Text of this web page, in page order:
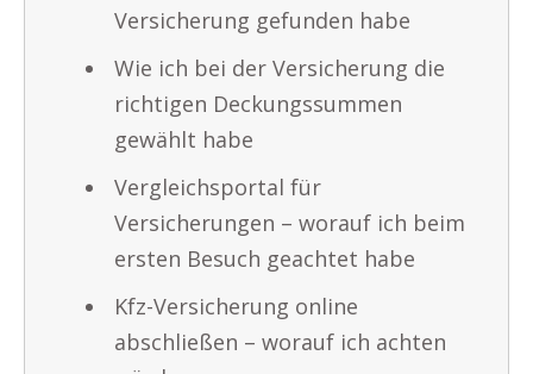
Versicherung gefunden habe
Wie ich bei der Versicherung die
richtigen Deckungssummen
gewählt habe
Vergleichsportal für
Versicherungen – worauf ich beim
ersten Besuch geachtet habe
Kfz-Versicherung online
abschließen – worauf ich achten